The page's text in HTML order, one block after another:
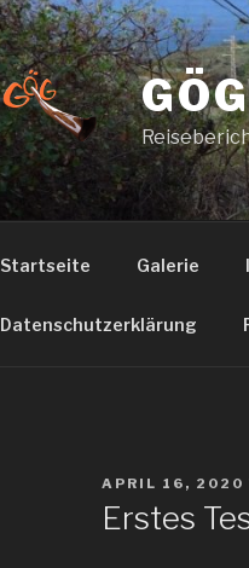
Startseite Galerie
Datenschutzerklärung
APRIL 16, 2020
Erstes